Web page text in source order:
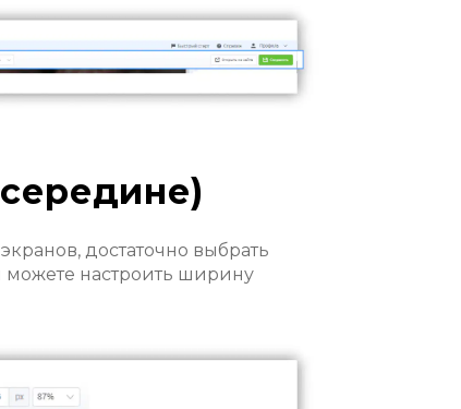
достаточно выбрать
можете настроить ширину